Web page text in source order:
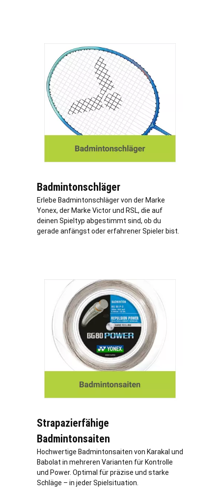
Badmintonschläger
Erlebe Badmintonschläger von der Marke
Yonex, der Marke Victor und RSL, die auf
deinen Spieltyp abgestimmt sind, ob du
gerade anfängst oder erfahrener Spieler bist.
Strapazierfähige
Badmintonsaiten
Hochwertige Badmintonsaiten von Karakal und
Babolat in mehreren Varianten für Kontrolle
und Power. Optimal für präzise und starke
Schläge – in jeder Spielsituation.